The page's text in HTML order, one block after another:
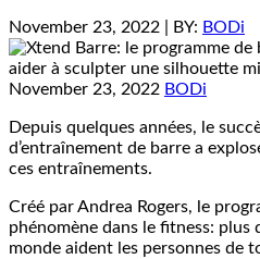
November 23, 2022 | BY: BODi
November 23, 2022 BODi
Depuis quelques années, le
d’entraînement de barre a
ces entraînements.
Créé par Andrea Rogers, le
phénomène dans le fitness: plus
monde aident les personnes de